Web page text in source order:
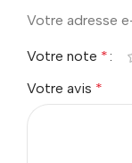
Votre adresse
Votre note *
Votre avis *